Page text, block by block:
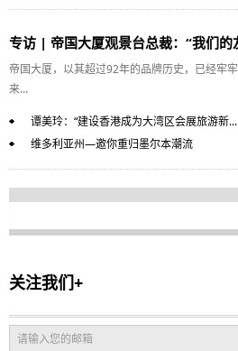
专访 | 帝国大厦观景台总裁：“我们的
帝国大厦，以其超过92年的品牌历史，已经牢牢
来...
谭美玲：“建设香港成为大湾区会展旅游新...
维多利亚州—邀你重归墨尔本潮流
关注我们+